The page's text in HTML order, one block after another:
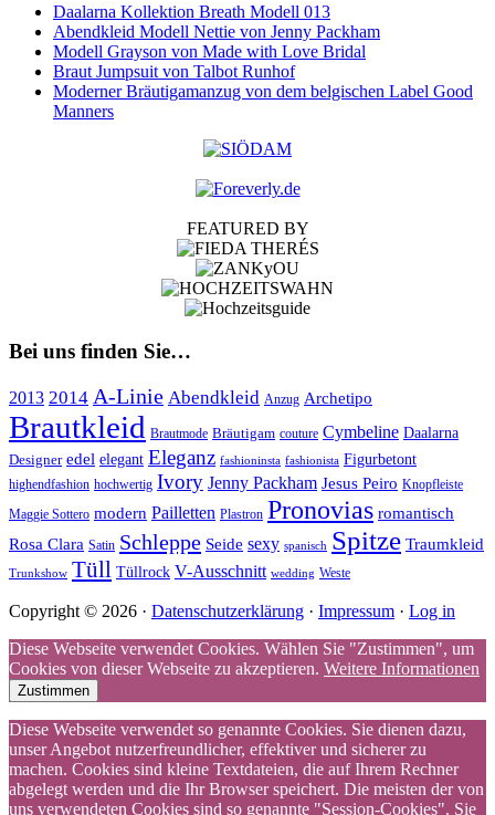
Daalarna Kollektion Breath Modell 013
Abendkleid Modell Nettie von Jenny Packham
Modell Grayson von Made with Love Bridal
Braut Jumpsuit von Talbot Runhof
Moderner Bräutigamanzug von dem belgischen Label Good
Manners
FEATURED BY
Bei uns finden Sie…
2013 2014 A-Linie Abendkleid Anzug Archetipo
Brautkleid Brautmode Bräutigam couture Cymbeline Daalarna
Designer edel elegant Eleganz fashioninsta fashionista Figurbetont
highendfashion hochwertig Ivory Jenny Packham Jesus Peiro Knopfleiste
Maggie Sottero modern Pailletten Plastron Pronovias romantisch
Rosa Clara Satin Schleppe Seide sexy spanisch Spitze Traumkleid
Trunkshow Tüll Tüllrock V-Ausschnitt wedding Weste
Copyright © 2026 · Datenschutzerklärung · Impressum · Log in
Diese Webseite verwendet Cookies. Wählen Sie "Zustimmen", um
Cookies von dieser Webseite zu akzeptieren. Weitere Informationen
Zustimmen
Diese Webseite verwendet so genannte Cookies. Sie dienen dazu,
unser Angebot nutzerfreundlicher, effektiver und sicherer zu
machen. Cookies sind kleine Textdateien, die auf Ihrem Rechner
abgelegt werden und die Ihr Browser speichert. Die meisten der von
uns verwendeten Cookies sind so genannte "Session-Cookies". Sie